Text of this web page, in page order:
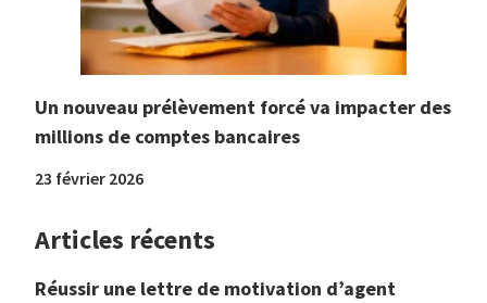
Un nouveau prélèvement forcé va impacter des
millions de comptes bancaires
23 février 2026
Articles récents
Réussir une lettre de motivation d’agent